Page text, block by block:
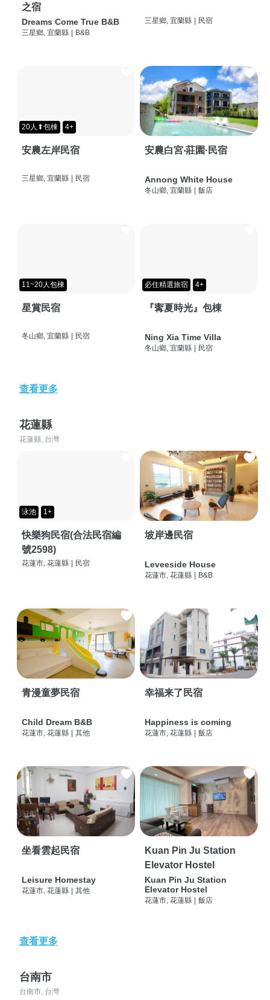
之宿
Dreams Come True B&B
三星鄉, 宜蘭縣 | B&B
三星鄉, 宜蘭縣 | 民宿
20人⬆包棟 4+
安農左岸民宿
三星鄉, 宜蘭縣 | 民宿
安農白宮‧莊園·民宿
Annong White House
冬山鄉, 宜蘭縣 | 飯店
11~20人包棟
星賞民宿
冬山鄉, 宜蘭縣 民宿
必住精選旅宿 4+
『寗夏時光』包棟
Ning Xia Time Villa
冬山鄉, 宜蘭縣 民宿
查看更多
花蓮縣
花蓮縣, 台灣
泳池 1+
快樂狗民宿(合法民宿編
號2598)
花蓮市, 花蓮縣 民宿
坡岸邊民宿
Leveeside House
花蓮市, 花蓮縣 B&B
青漫童夢民宿
Child Dream B&B
花蓮市, 花蓮縣 其他
幸福来了民宿
Happiness is coming
花蓮市, 花蓮縣 飯店
坐看雲起民宿
Leisure Homestay
花蓮市, 花蓮縣 其他
Kuan Pin Ju Station
Elevator Hostel
Kuan Pin Ju Station
Elevator Hostel
花蓮市, 花蓮縣 飯店
查看更多
台南市
台南市, 台灣